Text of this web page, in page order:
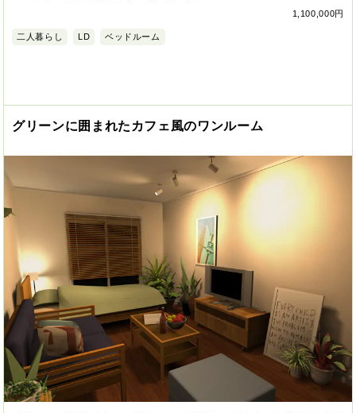
1,100,000円
二人暮らし LD ベッドルーム
グリーンに囲まれたカフェ風のワンルーム